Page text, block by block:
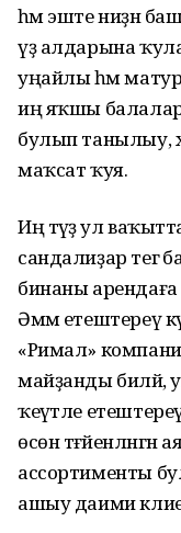
һәм эште ниҙән
үҙ алдарына
уңайлы һәм матур
иң яҡшы
булып танылыу,
маҡсат ҡуя.
Иң тәүҙә ул
сандалиҙар тегә
бинаны
Әммә етештереү
«Римал»
майҙанды биләй,
ҡеүәтле
өсөн
ассортименты
ашыу даими